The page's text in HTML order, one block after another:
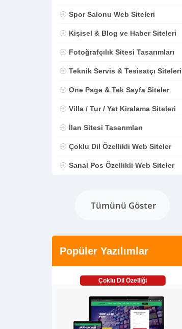
Spor Salonu Web Siteleri
Kişisel & Blog ve Haber Siteleri
Fotoğrafçılık Sitesi Tasarımları
Teknik Servis & Tesisatçı Siteleri
One Page & Tek Sayfa Siteler
Villa / Tur / Yat Kiralama Siteleri
İlan Sitesi Tasarımları
Çoklu Dil Özellikli Web Siteler
Sanal Pos Özellikli Web Siteler
Tümünü Göster
Popüler Yazılımlar
Çoklu Dil Özelliği